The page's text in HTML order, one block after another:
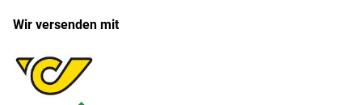
Wir versenden mit